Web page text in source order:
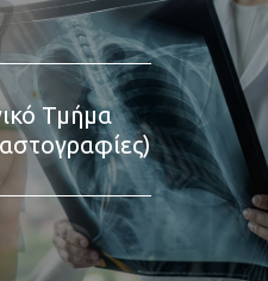
Τμήμα